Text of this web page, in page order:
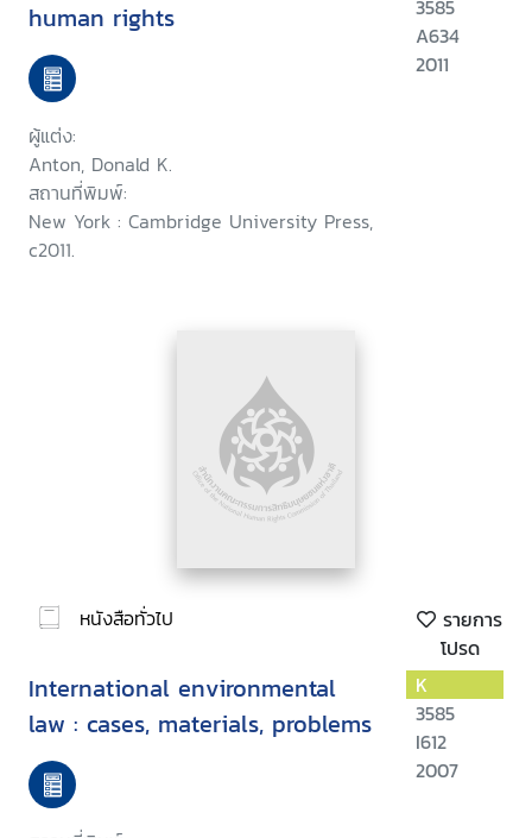
human rights
ผู้แต่ง:
Anton, Donald K.
สถานที่พิมพ์:
New York : Cambridge University Press,
c2011.
3585
A634
2011
หนังสือทั่วไป
รายการ
โปรด
International environmental
law : cases, materials, problems
K
3585
I612
2007